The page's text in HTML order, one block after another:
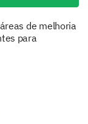
de melhoria
para